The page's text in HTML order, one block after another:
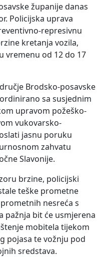
županije danas
Policijska uprava
represivnu
kretanja vozila,
vremenu od 12 do 17
Brodsko-posavske
sa susjednim
upravom požeško-
vukovarsko-
jasnu poruku
zahvatu
Slavonije.
brzine, policijski
teške prometne
nesreća s
pažnja bit će usmjerena
mobitela tijekom
pojasa te vožnju pod
sredstava.